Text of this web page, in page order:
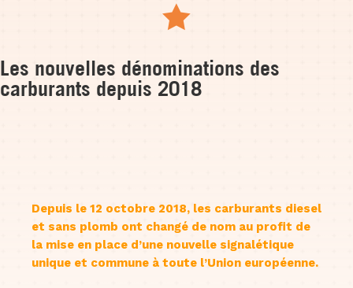

Les nouvelles dénominations des
carburants depuis 2018
Depuis le 12 octobre 2018, les carburants diesel
et sans plomb ont changé de nom au profit de
la mise en place d’une nouvelle signalétique
unique et commune à toute l’Union européenne.